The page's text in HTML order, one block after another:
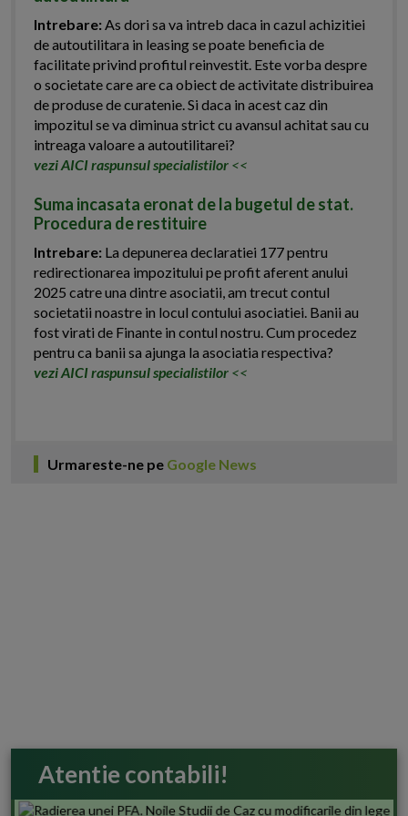
Intrebare:As dori sa va intreb daca in cazul achizitiei
de autoutilitara in leasing se poate beneficia de
facilitate privind profitul reinvestit. Este vorba despre
o societate care are ca obiect de activitate distribuirea
de produse de curatenie. Si daca in acest caz din
impozitul se va diminua strict cu avansul achitat sau cu
intreaga valoare a autoutilitarei?
vezi AICI raspunsul specialistilor <<
Suma incasata eronat de la bugetul de stat.
Procedura de restituire
Intrebare: La depunerea declaratiei 177 pentru
redirectionarea impozitului pe profit aferent anului
2025 catre una dintre asociatii, am trecut contul
societatii noastre in locul contului asociatiei. Banii au
fost virati de Finante in contul nostru. Cum procedez
pentru ca banii sa ajunga la asociatia respectiva?
vezi AICI raspunsul specialistilor <<
Urmareste-ne pe Google News
Atentie contabili!